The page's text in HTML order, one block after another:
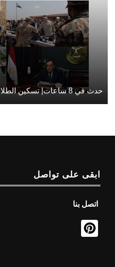
حدث في 8 ساعات| تسكين الطلاب العائدين من
ابقى على تواصل
اتصل بنا